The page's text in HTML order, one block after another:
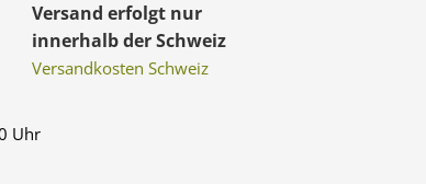
Versand erfolgt nur
innerhalb der Schweiz
Versandkosten Schweiz
Uhr